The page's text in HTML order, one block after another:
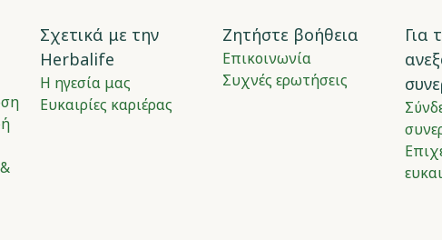
Σχετικά με την
Herbalife
Η ηγεσία μας
Ευκαιρίες καριέρας
Ζητήστε βοήθεια
Επικοινωνία
Συχνές ερωτήσεις
Για